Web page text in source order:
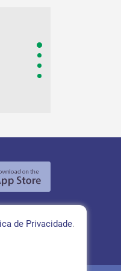
de Privacidade.